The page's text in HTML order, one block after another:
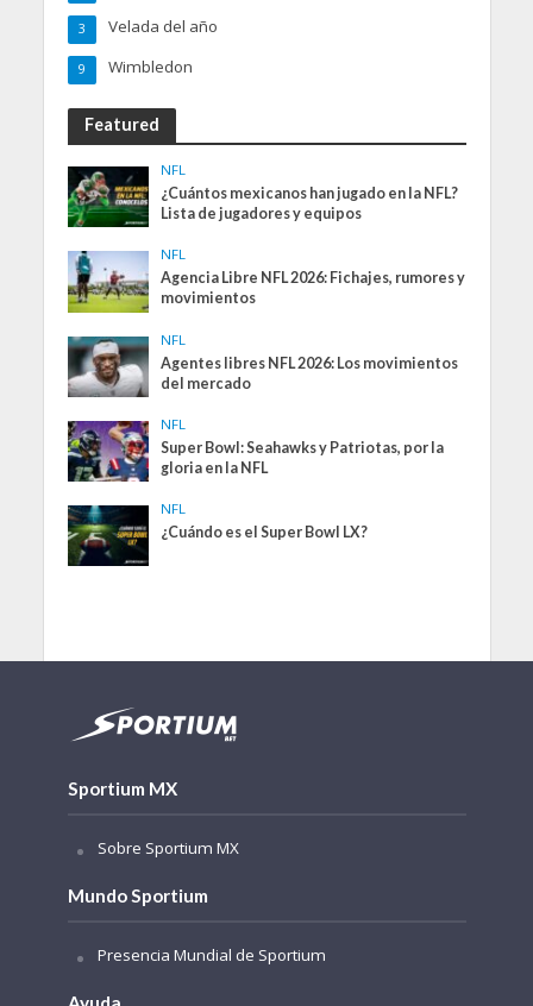
Velada del año
3
Wimbledon
9
Featured
NFL
¿Cuántos mexicanos han jugado en la NFL?
Lista de jugadores y equipos
NFL
Agencia Libre NFL 2026: Fichajes, rumores y
movimientos
NFL
Agentes libres NFL 2026: Los movimientos
del mercado
NFL
Super Bowl: Seahawks y Patriotas, por la
gloria en la NFL
NFL
¿Cuándo es el Super Bowl LX?
Sportium MX
Sobre Sportium MX
Mundo Sportium
Presencia Mundial de Sportium